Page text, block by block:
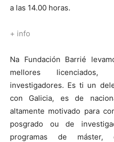
a las 14.00 horas.
+ info
Na Fundación Barrié
mellores
investigadores. Es ti un
con Galicia, es de
altamente motivado para
posgrado ou de
programas de máster,